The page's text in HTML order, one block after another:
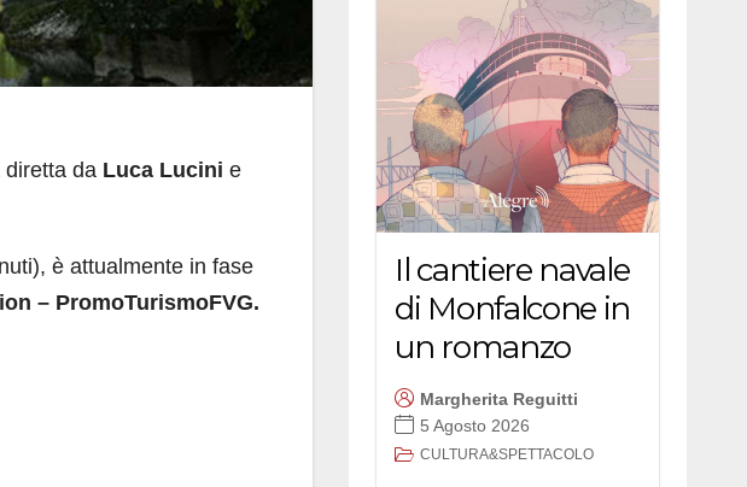
diretta da Luca Lucini e
è attualmente in fase
– PromoTurismoFVG.
Il cantiere navale
di Monfalcone in
un romanzo
Margherita Reguitti
5 Agosto 2026
CULTURA&SPETTACOLO